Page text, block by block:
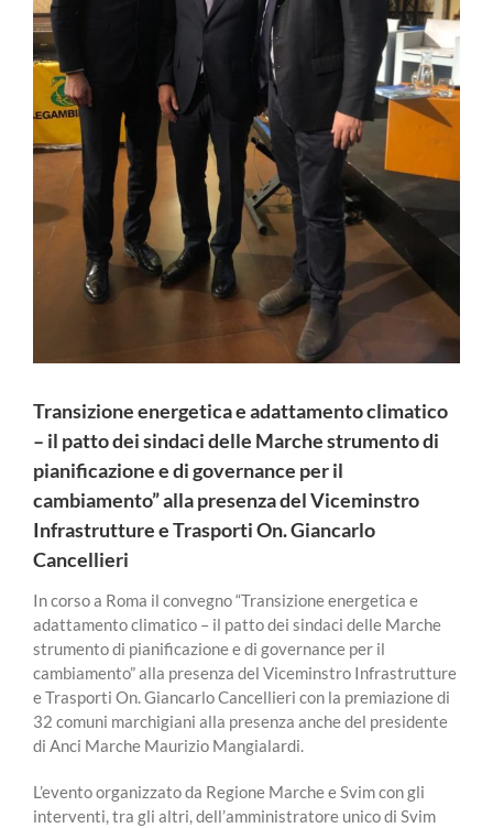
Transizione energetica e adattamento climatico
– il patto dei sindaci delle Marche strumento di
pianificazione e di governance per il
cambiamento” alla presenza del Viceminstro
Infrastrutture e Trasporti On. Giancarlo
Cancellieri
In corso a Roma il convegno “Transizione energetica e
adattamento climatico – il patto dei sindaci delle Marche
strumento di pianificazione e di governance per il
cambiamento” alla presenza del Viceminstro Infrastrutture
e Trasporti On. Giancarlo Cancellieri con la premiazione di
32 comuni marchigiani alla presenza anche del presidente
di Anci Marche Maurizio Mangialardi.
L’evento organizzato da Regione Marche e Svim con gli
interventi, tra gli altri, dell’amministratore unico di Svim